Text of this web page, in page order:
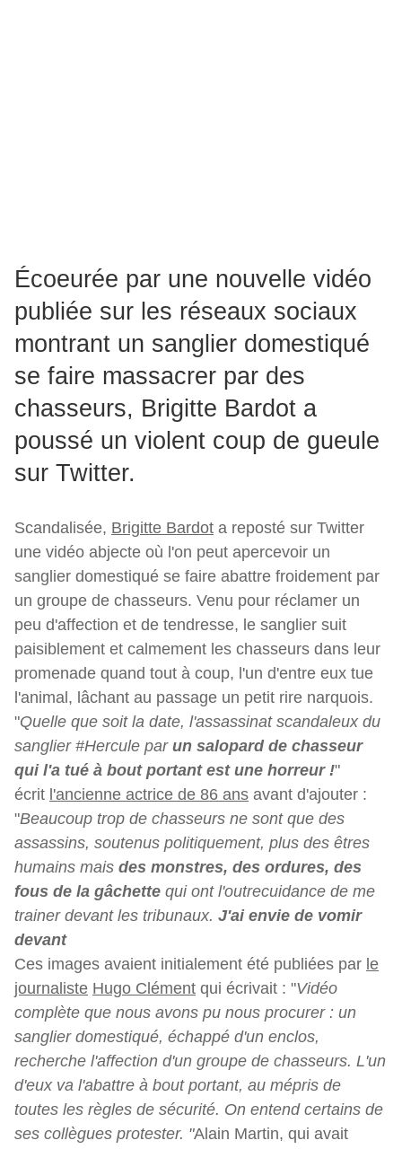
Écoeurée par une nouvelle vidéo
publiée sur les réseaux sociaux
montrant un sanglier domestiqué
se faire massacrer par des
chasseurs, Brigitte Bardot a
poussé un violent coup de gueule
sur Twitter.
Scandalisée, Brigitte Bardot a reposté sur Twitter
une vidéo abjecte où l'on peut apercevoir un
sanglier domestiqué se faire abattre froidement par
un groupe de chasseurs. Venu pour réclamer un
peu d'affection et de tendresse, le sanglier suit
paisiblement et calmement les chasseurs dans leur
promenade quand tout à coup, l'un d'entre eux tue
l'animal, lâchant au passage un petit rire narquois.
"Quelle que soit la date, l'assassinat scandaleux du
sanglier #Hercule par un salopard de chasseur
qui l'a tué à bout portant est une horreur !"
écrit l'ancienne actrice de 86 ans avant d'ajouter :
"Beaucoup trop de chasseurs ne sont que des
assassins, soutenus politiquement, plus des êtres
humains mais des monstres, des ordures, des
fous de la gâchette qui ont l'outrecuidance de me
trainer devant les tribunaux. J'ai envie de vomir
devant
Ces images avaient initialement été publiées par le
journaliste Hugo Clément qui écrivait : "Vidéo
complète que nous avons pu nous procurer : un
sanglier domestiqué, échappé d'un enclos,
recherche l'affection d'un groupe de chasseurs. L'un
d'eux va l'abattre à bout portant, au mépris de
toutes les règles de sécurité. On entend certains de
ses collègues protester. "Alain Martin, qui avait